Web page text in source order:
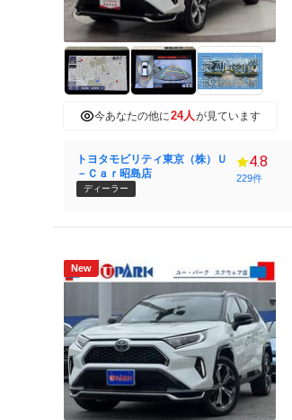
今あなたの他に24人が見ています
トヨタモビリティ東京（株）Ｕ
－Ｃａｒ昭島店
ディーラー
4.8
229件
New